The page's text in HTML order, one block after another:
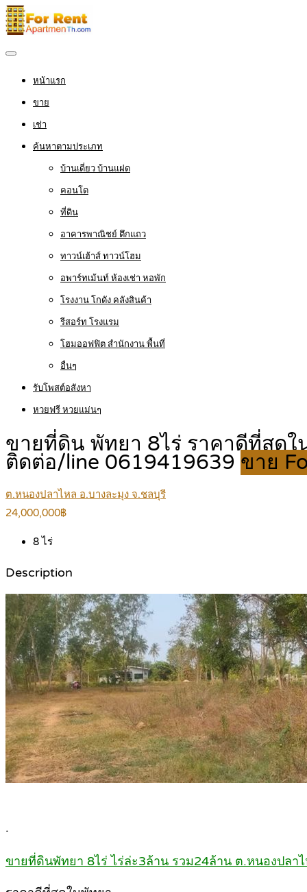
หน้าแรก
ขาย
เช่า
ค้นหาตามประเภท
บ้านเดี่ยว บ้านแฝด
คอนโด
ที่ดิน
อาคารพาณิชย์ ตึกแถว
ทาวน์เฮ้าส์ ทาวน์โฮม
อพาร์ทเม้นท์ ห้องเช่า หอพัก
โรงงาน โกดัง คลังสินค้า
รีสอร์ท โรงแรม
โฮมออฟฟิต สำนักงาน พื้นที่
อื่นๆ
รับโพสต์อสังหา
หวยฟรี หวยแม่นๆ
ขายที่ดิน พัทยา 8ไร่ ราคาดีที่สุดใ
ติดต่อ/line 0619419639 ขาย
ต.หนองปลาไหล อ.บางละมุง จ.ชลบุรี
24,000,000฿
8ไร่
Description
.
ขายที่ดินพัทยา 8ไร่ ไร่ล่ะ3ล้าน รวม24ล้าน ต.หนองปลา